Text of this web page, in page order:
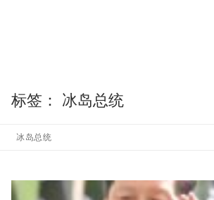
标签： 冰岛总统
冰岛总统